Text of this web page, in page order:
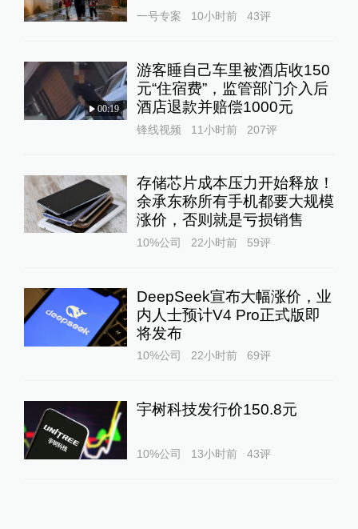
一号专案 10小时前 43评
00:19
游客睡自己车里被酒店收150
元“住宿费”，监管部门介入后
酒店退款并赔偿1000元
锋线视频 11小时前 207评
存储芯片成本压力开始释放！
余承东称所有手机都要大规模
涨价，否则就是亏损销售
10%公司 22小时前 59评
DeepSeek宣布大幅涨价，业
内人士预计V4 Pro正式版即
将发布
10%公司 22小时前 69评
宇树科技发行价150.8元
10%公司 13小时前 43评